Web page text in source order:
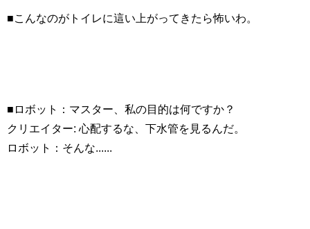
■こんなのがトイレに這い上がってきたら怖いわ。
■ロボット：マスター、私の目的は何ですか？
クリエイター: 心配するな、下水管を見るんだ。
ロボット：そんな......